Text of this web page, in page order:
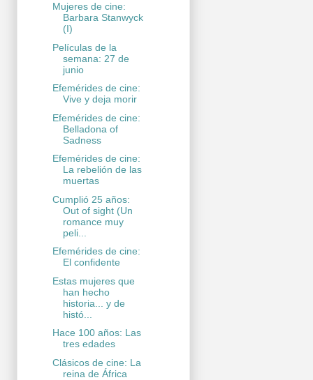
Mujeres de cine:
Barbara Stanwyck
(I)
Películas de la
semana: 27 de
junio
Efemérides de cine:
Vive y deja morir
Efemérides de cine:
Belladona of
Sadness
Efemérides de cine:
La rebelión de las
muertas
Cumplió 25 años:
Out of sight (Un
romance muy
peli...
Efemérides de cine:
El confidente
Estas mujeres que
han hecho
historia... y de
histó...
Hace 100 años: Las
tres edades
Clásicos de cine: La
reina de África